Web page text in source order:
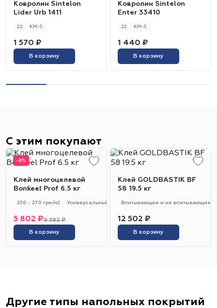
Ковролин Sintelon
Lider Urb 1411
22 КМ-5
1 570 ₽
В корзину
Ковролин Sintelon
Enter 33410
22 КМ-5
1 440 ₽
В корзину
С этим покупают
-9%
Клей многоцелевой
Bonkeel Prof 6.5 кг
250 - 270 грм/м2 Универсальный 250 - 270 гр/м2
6 382 ₽
5 802 ₽
В корзину
Клей GOLDBASTIK BF
58 19.5 кг
Впитывающие и не впитывающие
12 502 ₽
В корзину
Другие типы напольных покрытий